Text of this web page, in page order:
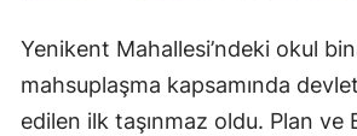
Yenikent Mahallesi’ndeki okul
mahsuplaşma kapsamında
edilen ilk taşınmaz oldu. Plan ve